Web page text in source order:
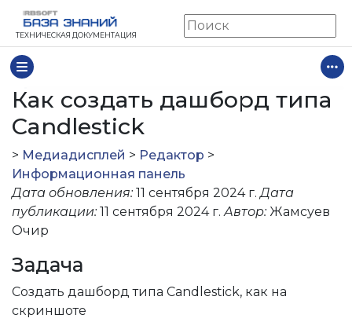
ТЕХНИЧЕСКАЯ ДОКУМЕНТАЦИЯ
Как создать дашборд типа Candlestick
Задача
Порядок действий
Запрос
Результат
Как создать дашборд типа
Candlestick
> Медиадисплей > Редактор >
Информационная панель
Дата обновления: 11 сентября 2024 г.Дата
публикации: 11 сентября 2024 г.Автор: Жамсуев
Очир
Задача
Cоздать дашборд типа Candlestick, как на
скриншоте